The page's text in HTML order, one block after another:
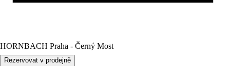
HORNBACH Praha - Černý Most
Rezervovat v prodejně